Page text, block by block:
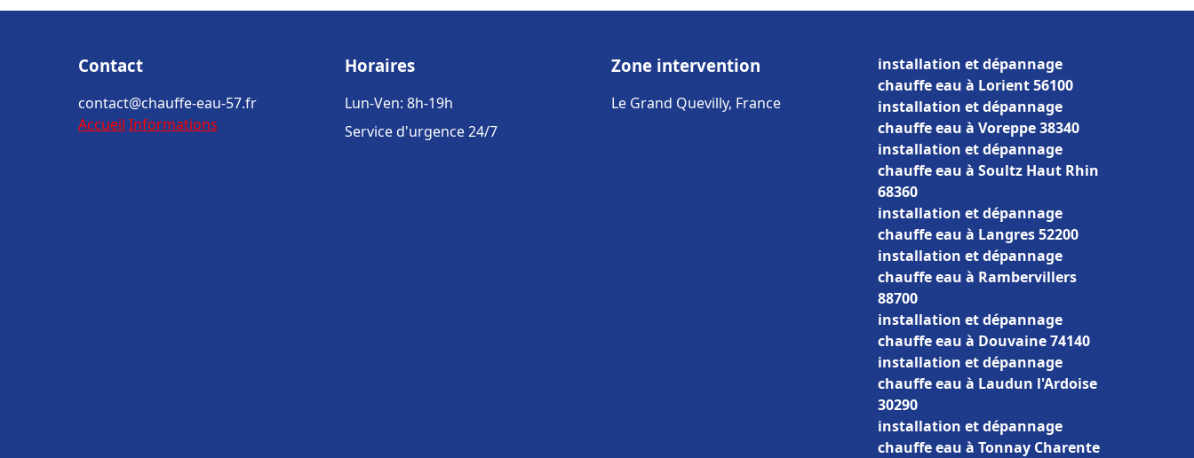
Contact
contact@chauffe-eau-57.fr
Accueil Informations
Horaires
Lun-Ven: 8h-19h
Service d'urgence 24/7
Zone intervention
Le Grand Quevilly, France
installation et dépannage
chauffe eau à Lorient 56100
installation et dépannage
chauffe eau à Voreppe 38340
installation et dépannage
chauffe eau à Soultz Haut Rhin
68360
installation et dépannage
chauffe eau à Langres 52200
installation et dépannage
chauffe eau à Rambervillers
88700
installation et dépannage
chauffe eau à Douvaine 74140
installation et dépannage
chauffe eau à Laudun l'Ardoise
30290
installation et dépannage
chauffe eau à Tonnay Charente